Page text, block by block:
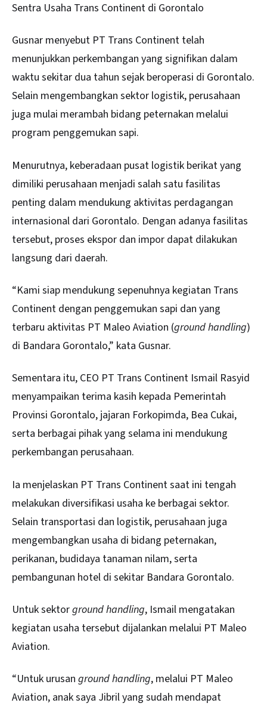
Sentra Usaha Trans Continent di Gorontalo
Gusnar menyebut PT Trans Continent telah
menunjukkan perkembangan yang signifikan dalam
waktu sekitar dua tahun sejak beroperasi di Gorontalo.
Selain mengembangkan sektor logistik, perusahaan
juga mulai merambah bidang peternakan melalui
program penggemukan sapi.
Menurutnya, keberadaan pusat logistik berikat yang
dimiliki perusahaan menjadi salah satu fasilitas
penting dalam mendukung aktivitas perdagangan
internasional dari Gorontalo. Dengan adanya fasilitas
tersebut, proses ekspor dan impor dapat dilakukan
langsung dari daerah.
“Kami siap mendukung sepenuhnya kegiatan Trans
Continent dengan penggemukan sapi dan yang
terbaru aktivitas PT Maleo Aviation (ground handling)
di Bandara Gorontalo,” kata Gusnar.
Sementara itu, CEO PT Trans Continent Ismail Rasyid
menyampaikan terima kasih kepada Pemerintah
Provinsi Gorontalo, jajaran Forkopimda, Bea Cukai,
serta berbagai pihak yang selama ini mendukung
perkembangan perusahaan.
Ia menjelaskan PT Trans Continent saat ini tengah
melakukan diversifikasi usaha ke berbagai sektor.
Selain transportasi dan logistik, perusahaan juga
mengembangkan usaha di bidang peternakan,
perikanan, budidaya tanaman nilam, serta
pembangunan hotel di sekitar Bandara Gorontalo.
Untuk sektorground handling, Ismail mengatakan
kegiatan usaha tersebut dijalankan melalui PT Maleo
Aviation.
“Untuk urusan ground handling, melalui PT Maleo
Aviation, anak saya Jibril yang sudah mendapat